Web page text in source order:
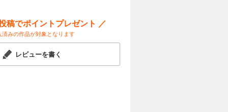
稿でポイントプレゼント ／
済みの作品が対象となります
レビューを書く